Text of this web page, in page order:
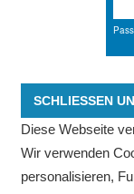
Diese Webseite
Wir verwenden
personalisieren,